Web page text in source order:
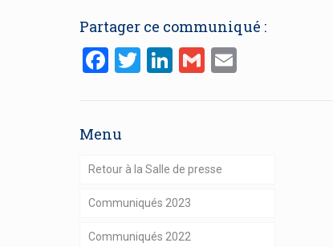
Partager ce communiqué :
Facebook
Twitter
LinkedIn
GmailEmail
Menu
Retour à la Salle de presse
Communiqués 2023
Communiqués 2022